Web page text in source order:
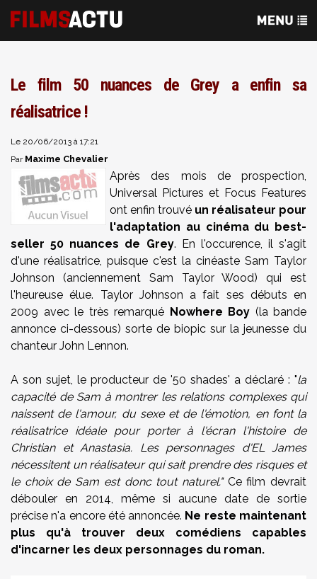
Le film 50 nuances de Grey a enfin sa
réalisatrice !
Le 20/06/2013 à 17:21
Par Maxime Chevalier
Après des mois de prospection,
Universal Pictures et Focus Features
ont enfin trouvé un réalisateur pour
l'adaptation au cinéma du best-
seller 50 nuances de Grey. En l'occurence, il s'agit
d'une réalisatrice, puisque c'est la cinéaste Sam Taylor
Johnson (anciennement Sam Taylor Wood) qui est
l'heureuse élue. Taylor Johnson a fait ses débuts en
2009 avec le très remarqué Nowhere Boy (la bande
annonce ci-dessous) sorte de biopic sur la jeunesse du
chanteur John Lennon.
A son sujet, le producteur de '50 shades' a déclaré : "la
capacité de Sam à montrer les relations complexes qui
naissent de l'amour, du sexe et de l'émotion, en font la
réalisatrice idéale pour porter à l'écran l'histoire de
Christian et Anastasia. Les personnages d'EL James
nécessitent un réalisateur qui sait prendre des risques et
le choix de Sam est donc tout naturel."Ce film devrait
débouler en 2014, même si aucune date de sortie
précise n'a encore été annoncée. Ne reste maintenant
plus qu'à trouver deux comédiens capables
d'incarner les deux personnages du roman.